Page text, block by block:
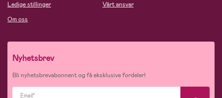
Ledige stillinger
Om oss
Vårt ansvar
Nyhetsbrev
Bli nyhetsbrevabonnent og få eksklusive fordeler!
Email*